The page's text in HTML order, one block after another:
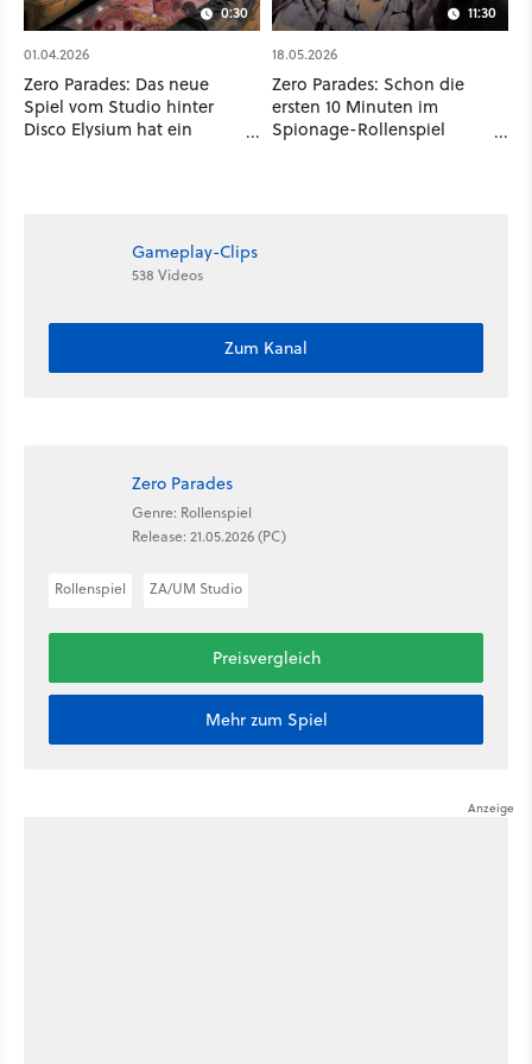
0:30
01.04.2026
Zero Parades: Das neue
Spiel vom Studio hinter
Disco Elysium hat ein
11:30
18.05.2026
Zero Parades: Schon die
ersten 10 Minuten im
Spionage-Rollenspiel
Gameplay-Clips
538 Videos
Zum Kanal
Zero Parades
Genre: Rollenspiel
Release: 21.05.2026 (PC)
Rollenspiel ZA/UM Studio
Preisvergleich
Mehr zum Spiel